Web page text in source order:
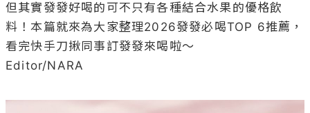
但其實發發好喝的可不只有各種結合水果的優格飲
料！本篇就來為大家整理2026發發必喝TOP 6推薦，
看完快手刀揪同事訂發發來喝啦～
Editor/NARA